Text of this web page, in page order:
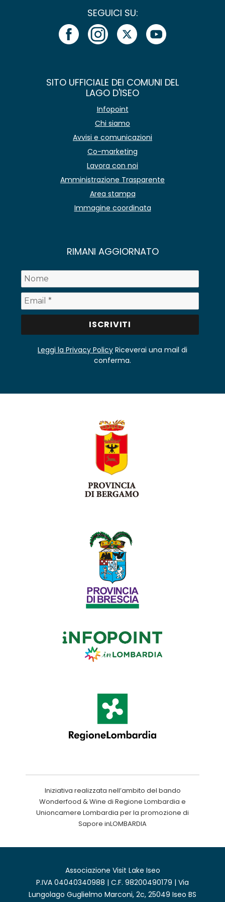
SEGUICI SU:
SITO UFFICIALE DEI COMUNI DEL
LAGO D'ISEO
Infopoint
Chi siamo
Avvisi e comunicazioni
Co-marketing
Lavora con noi
Amministrazione Trasparente
Area stampa
Immagine coordinata
RIMANI AGGIORNATO
Leggi la Privacy Policy Riceverai una mail di
conferma.
Iniziativa realizzata nell’ambito del bando
Wonderfood & Wine di Regione Lombardia e
Unioncamere Lombardia per la promozione di
Sapore inLOMBARDIA
Associazione Visit Lake Iseo
P.IVA 04040340988 | C.F. 98200490179 | Via
Lungolago Guglielmo Marconi, 2c, 25049 Iseo BS